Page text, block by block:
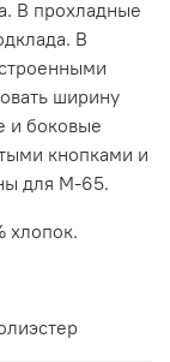
В прохладные
В
ширину
и боковые
кнопками и
для М-65.
хлопок.